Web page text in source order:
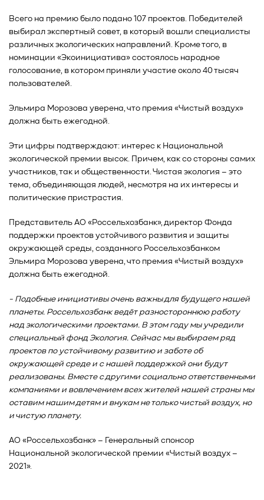
Всего на премию было подано 107 проектов. Победителей
выбирал экспертный совет, в который вошли специалисты
различных экологических направлений. Кроме того, в
номинации «Экоинициатива» состоялось народное
голосование, в котором приняли участие около 40 тысяч
пользователей.
Эльмира Морозова уверена, что премия «Чистый воздух»
должна быть ежегодной.
Эти цифры подтверждают: интерес к Национальной
экологической премии высок. Причем, как со стороны самих
участников, так и общественности. Чистая экология – это
тема, объединяющая людей, несмотря на их интересы и
политические пристрастия.
Представитель АО «Россельхозбанк», директор Фонда
поддержки проектов устойчивого развития и защиты
окружающей среды, созданного Россельхозбанком
Эльмира Морозова уверена, что премия «Чистый воздух»
должна быть ежегодной.
- Подобные инициативы очень важны для будущего нашей
планеты. Россельхозбанк ведёт разностороннюю работу
над экологическими проектами. В этом году мы учредили
специальный фонд Экология. Сейчас мы выбираем ряд
проектов по устойчивому развитию и заботе об
окружающей среде и с нашей поддержкой они будут
реализованы. Вместе с другими социально ответственными
компаниями и вовлечением всех жителей нашей страны мы
оставим нашим детям и внукам не только чистый воздух, но
и чистую планету.
АО «Россельхозбанк» – Генеральный спонсор
Национальной экологической премии «Чистый воздух –
2021».